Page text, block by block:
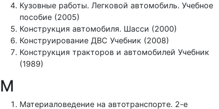
Кузовные работы. Легковой автомобиль. Учебное
пособие (2005)
Конструкция автомобиля. Шасси (2000)
Конструирование ДВС Учебник (2008)
Конструкция тракторов и автомобилей Учебник
(1989)
М
Материаловедение на автотранспорте. 2-е